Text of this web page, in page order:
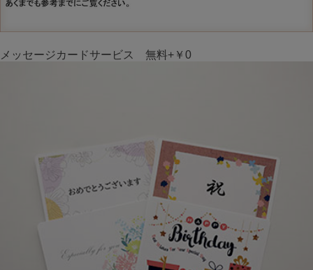
メッセージカードサービス 無料+￥0